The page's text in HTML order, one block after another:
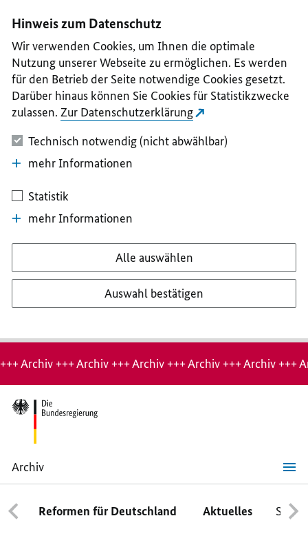
II
III
IV
V
Hinweis zum Datenschutz
Wir verwenden Cookies, um Ihnen die optimale
Nutzung unserer Webseite zu ermöglichen. Es werden
für den Betrieb der Seite notwendige Cookies gesetzt.
Darüber hinaus können Sie Cookies für Statistikzwecke
zulassen. Zur Datenschutzerklärung
Technisch notwendig (nicht abwählbar)
mehr Informationen
Statistik
mehr Informationen
Alle auswählen
Auswahl bestätigen
Hinweis:
Archiv-
Seite
+++ Archiv +++ Archiv +++ Archiv +++ Archiv +++ Archiv +++
Archiv
Inflation
zieht
wieder
an Reformen für Deutschland Aktuelles